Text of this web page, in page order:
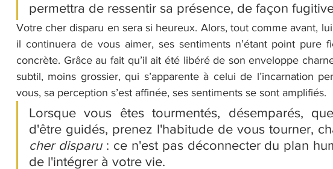
permettra de ressentir sa présence, de façon
Votre cher disparu en sera si heureux. Alors, tout comme avant,
il continuera de vous aimer, ses sentiments n’étant point pure
concrète. Grâce au fait qu’il ait été libéré de son enveloppe
subtil, moins grossier, qui s’apparente à celui de l’incarnation
vous, sa perception s’est affinée, ses sentiments se sont amplifiés.
Lorsque vous êtes tourmentés, désemparés,
cher disparu : ce n'est pas déconnecter du plan
de l'intégrer à votre vie.